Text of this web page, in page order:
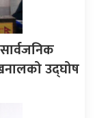
खनालको उद्घोष